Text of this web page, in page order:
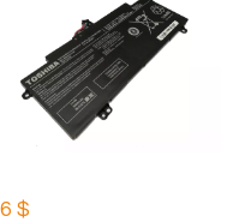
AGREGAR AL CARRITO
$